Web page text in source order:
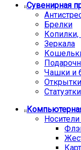
Сувенирная
Брелки
Зеркала
Чашки и
Открытки
Статуэтки